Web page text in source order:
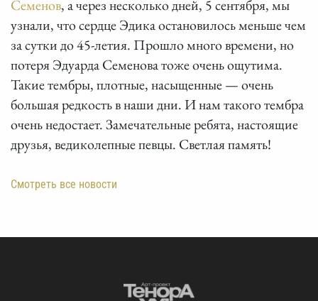
Семенов, а через несколько дней, 5 сентября, мы
узнали, что сердце Эдика остановилось меньше чем
за сутки до 45-летия. Прошло много времени, но
потеря Эдуарда Семенова тоже очень ощутима.
Такие тембры, плотные, насыщенные — очень
большая редкость в наши дни. И нам такого тембра
очень недостает. Замечательные ребята, настоящие
друзья, ведиколепные певцы. Светлая память!
Смотреть все новости